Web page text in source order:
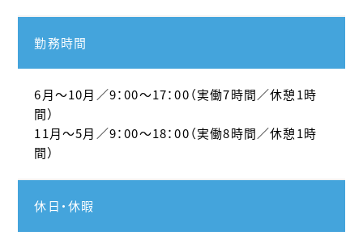
勤務時間
6月～10月／9：00～17：00（実働7時間／休憩1時
間）
11月～5月／9：00～18：00（実働8時間／休憩1時
間）
休日・休暇